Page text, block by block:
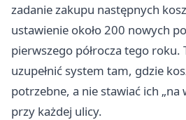
zadanie zakupu następnych
ustawienie około 200 nowych
pierwszego półrocza tego roku.
uzupełnić system tam, gdzie
potrzebne, a nie stawiać ich „na
przy każdej ulicy.